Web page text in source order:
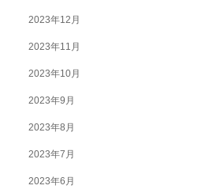
2023年12月
2023年11月
2023年10月
2023年9月
2023年8月
2023年7月
2023年6月